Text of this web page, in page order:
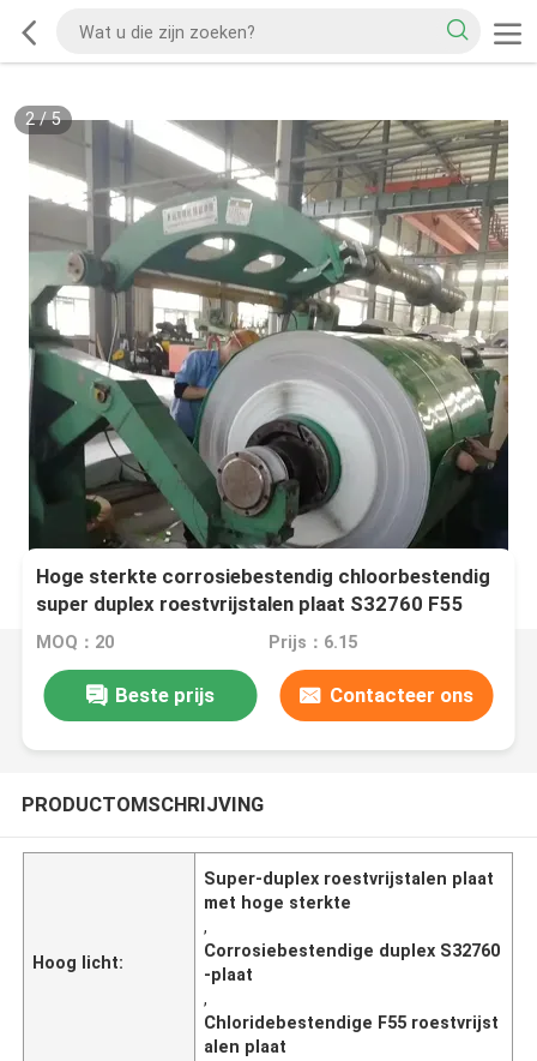
2/5
Hoge sterkte corrosiebestendig chloorbestendig
super duplex roestvrijstalen plaat S32760 F55
MOQ：20 Prijs：6.15
Beste prijs Contacteer ons
PRODUCTOMSCHRIJVING
Hoog licht:
Super-duplex roestvrijstalen plaat
met hoge sterkte
,
Corrosiebestendige duplex S32760
-plaat
,
Chloridebestendige F55 roestvrijst
alen plaat